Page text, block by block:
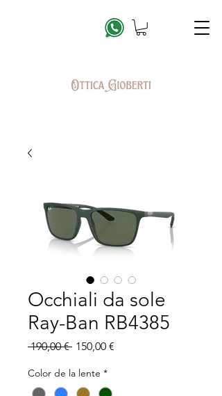
Occhiali da sole
Ray-Ban RB4385
190,00 € Precio
150,00 €
Color de la lente *